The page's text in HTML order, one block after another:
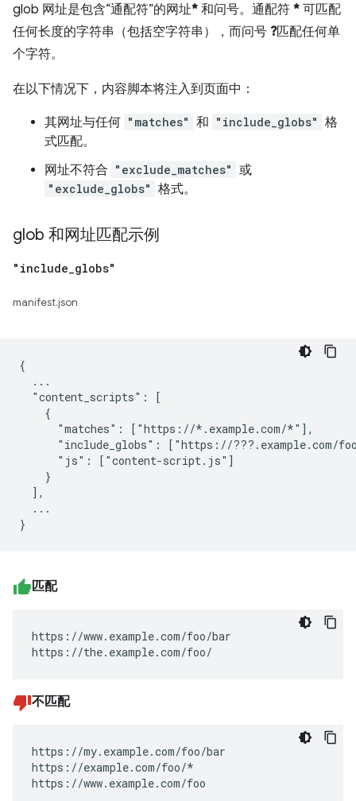
glob 网址是包含“通配符”的网址* 和问号。通配符 * 可匹配
任何长度的字符串（包括空字符串），而问号 ?匹配任何单
个字符。
在以下情况下，内容脚本将注入到页面中：
其网址与任何 "matches" 和 "include_globs" 格
式匹配。
网址不符合 "exclude_matches" 或
"exclude_globs" 格式。
glob 和网址匹配示例
"include_globs"
manifest.json
{
  ...
  "content_scripts": [
    {
      "matches": ["https://*.example.com/*"],
"include_globs": ["https://???.example.com/
      "js": ["content-script.js"]
    }
  ],
  ...
匹配
https://www.example.com/foo/bar
https://the.example.com/foo/
不匹配
https://my.example.com/foo/bar
https://example.com/foo/*
https://www.example.com/foo